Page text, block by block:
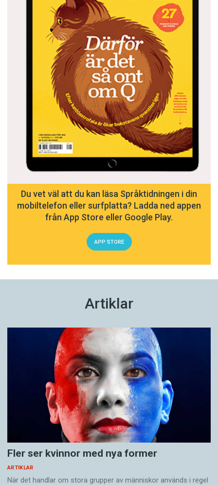
Du vet väl att du kan läsa Språktidningen i din
mobiltelefon eller surfplatta? Ladda ned appen
från App Store eller Google Play.
APP STORE
Artiklar
Fler ser kvinnor med nya former
ARTIKLAR
När det handlar om stora grupper av människor används i regel